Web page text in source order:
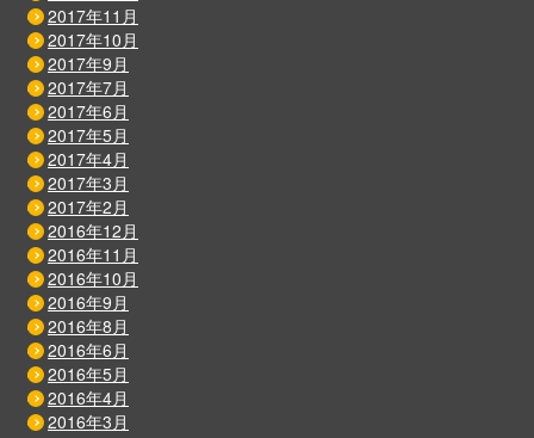
2017年11月
2017年10月
2017年9月
2017年7月
2017年6月
2017年5月
2017年4月
2017年3月
2017年2月
2016年12月
2016年11月
2016年10月
2016年9月
2016年8月
2016年6月
2016年5月
2016年4月
2016年3月